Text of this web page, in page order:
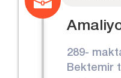
289-
Bektemir